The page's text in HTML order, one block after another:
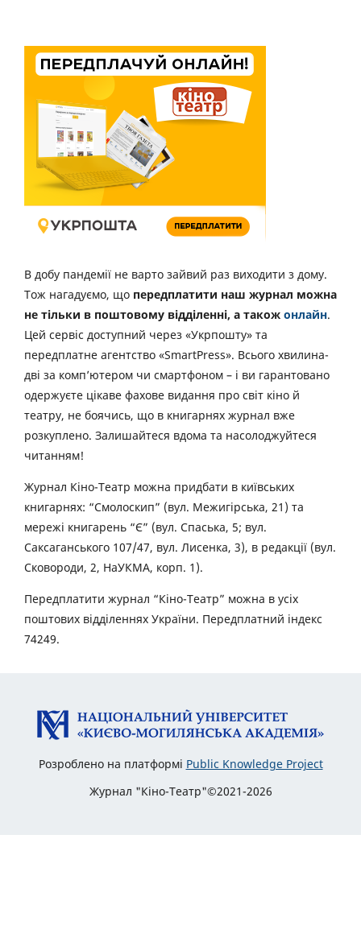
В добу пандемії не варто зайвий раз виходити з дому.
Тож нагадуємо, що передплатити наш журнал можна
не тільки в поштовому відділенні, а також онлайн.
Цей сервіс доступний через «Укрпошту» та
передплатне агентство «SmartPress». Всього хвилина-
дві за комп’ютером чи смартфоном – і ви гарантовано
одержуєте цікаве фахове видання про світ кіно й
театру, не боячись, що в книгарнях журнал вже
розкуплено. Залишайтеся вдома та насолоджуйтеся
читанням!
Журнал Кіно-Театр можна придбати в київських
книгарнях: “Смолоскип” (вул. Межигірська, 21) та
мережі книгарень “Є” (вул. Спаська, 5; вул.
Саксаганського 107/47, вул. Лисенка, 3), в редакції (вул.
Сковороди, 2, НаУКМА, корп. 1).
Передплатити журнал “Кіно-Театр” можна в усіх
поштових відділеннях України. Передплатний індекс
74249.
Розроблено на платформі Public Knowledge Project
Журнал "Кіно-Театр"©2021-2026